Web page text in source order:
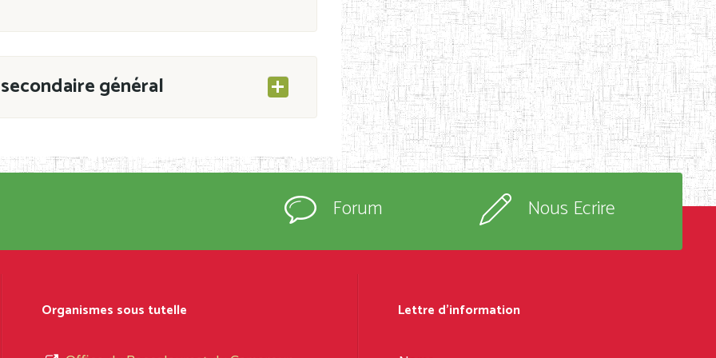
général
CAB du 21 mars 2011 portant ouverture
immatriculés et inscrits au
Forum Nous Ecrire
Organismes sous tutelle Lettre d'information